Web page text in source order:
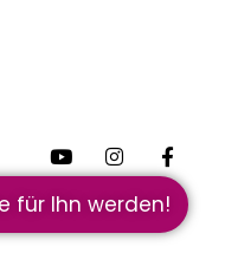
für Ihn werden!